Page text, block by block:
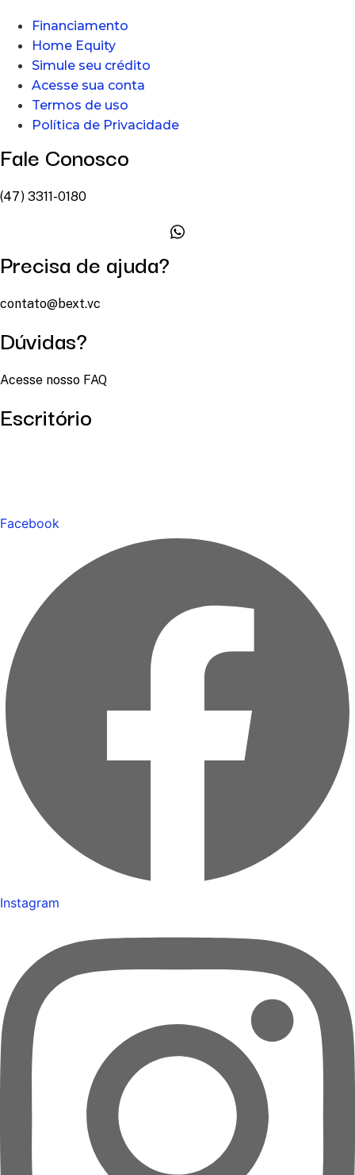
Financiamento
Home Equity
Simule seu crédito
Acesse sua conta
Termos de uso
Política de Privacidade
Fale Conosco
(47) 3311-0180
Precisa de ajuda?
contato@bext.vc
Dúvidas?
Acesse nosso FAQ
Escritório
Facebook
Instagram